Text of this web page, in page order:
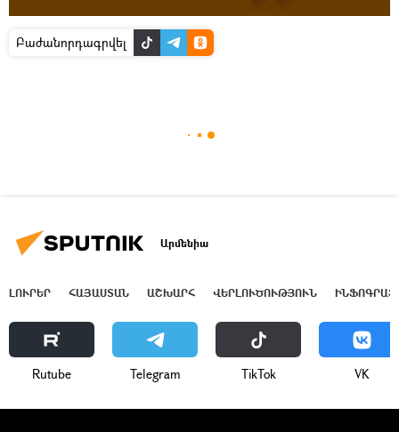
Բաժանորդագրվել
Արմենիա
ԼՈՒՐԵՐ ՀԱՅԱՍՏԱՆ ԱՇԽԱՐՀ ՎԵՐԼՈՒԾՈՒԹՅՈՒՆ
Rutube Telegram ТikТоk VK